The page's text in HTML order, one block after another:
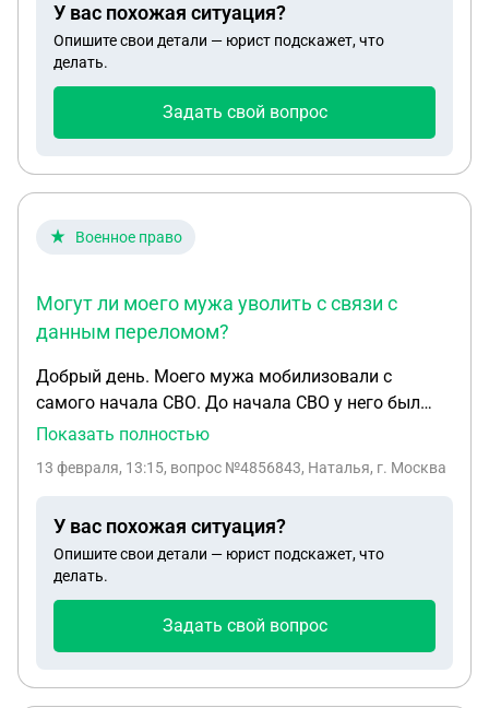
содержанием "При возврате товара необходимо
сохранить заводскую упаковку. Товар, который
не подошел или не понравился, можно вернуть,
только если упаковка и товарный вид сохранены.
На фото видно, что заводские упаковки вскрыты -
сослался на закон Сатья 26.1 пункт 4 "О защите
надлежащего качества возможен в случае, если
факт и условия покупки указанного товара." и
пояснил что упаковка, а точнее (пакеты от
шурупов) отношения сюда никакого не имеют
Мне все равно отказали, скажите имею ли я право
на получение возврата
У вас похожая ситуация?
Опишите свои детали — юрист подскажет, что
делать.
Задать свой вопрос
Военное право
Могут ли моего мужа уволить с связи с
данным переломом?
Добрый день. Моего мужа мобилизовали с
самого начала СВО. До начала СВО у него был
закрытый перелом большеберцовой кости.
подписать контракт ( перелом конечностей).
переломом?
Показать полностью
13 февраля, 13:15, вопрос №4856843, Наталья, г. Москва
У вас похожая ситуация?
Опишите свои детали — юрист подскажет, что
делать.
Задать свой вопрос